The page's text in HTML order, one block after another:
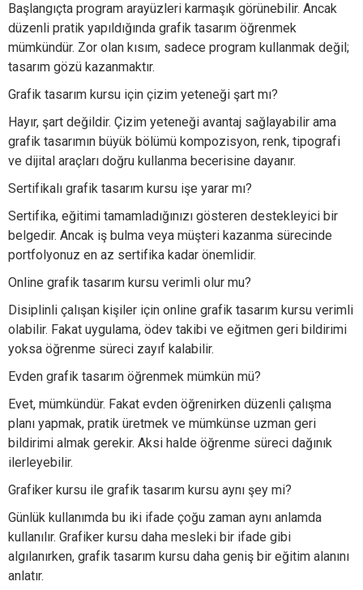
Başlangıçta program arayüzleri karmaşık görünebilir. Ancak
düzenli pratik yapıldığında grafik tasarım öğrenmek
mümkündür. Zor olan kısım, sadece program kullanmak değil;
tasarım gözü kazanmaktır.
Grafik tasarım kursu için çizim yeteneği şart mı?
Hayır, şart değildir. Çizim yeteneği avantaj sağlayabilir ama
grafik tasarımın büyük bölümü kompozisyon, renk, tipografi
ve dijital araçları doğru kullanma becerisine dayanır.
Sertifikalı grafik tasarım kursu işe yarar mı?
Sertifika, eğitimi tamamladığınızı gösteren destekleyici bir
belgedir. Ancak iş bulma veya müşteri kazanma sürecinde
portfolyonuz en az sertifika kadar önemlidir.
Online grafik tasarım kursu verimli olur mu?
Disiplinli çalışan kişiler için online grafik tasarım kursu verimli
olabilir. Fakat uygulama, ödev takibi ve eğitmen geri bildirimi
yoksa öğrenme süreci zayıf kalabilir.
Evden grafik tasarım öğrenmek mümkün mü?
Evet, mümkündür. Fakat evden öğrenirken düzenli çalışma
planı yapmak, pratik üretmek ve mümkünse uzman geri
bildirimi almak gerekir. Aksi halde öğrenme süreci dağınık
ilerleyebilir.
Grafiker kursu ile grafik tasarım kursu aynı şey mi?
Günlük kullanımda bu iki ifade çoğu zaman aynı anlamda
kullanılır. Grafiker kursu daha mesleki bir ifade gibi
algılanırken, grafik tasarım kursu daha geniş bir eğitim alanını
anlatır.